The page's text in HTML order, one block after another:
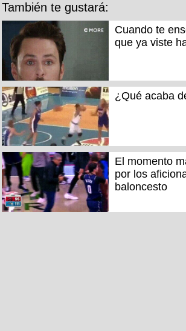
También te gustará:
Cuando te
que ya viste
¿Qué acaba
El momento
por los
baloncesto